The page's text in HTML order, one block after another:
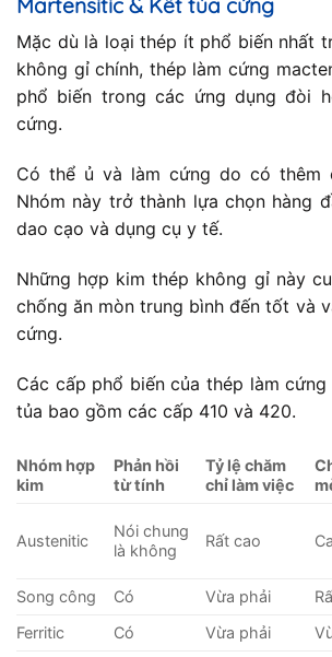
Martensitic & Kết tủa cứng
Mặc dù là loại thép ít phổ biến nhất
không gỉ chính, thép làm cứng
phổ biến trong các ứng dụng đòi
cứng.
Có thể ủ và làm cứng do có thêm
Nhóm này trở thành lựa chọn hàng
dao cạo và dụng cụ y tế.
Những hợp kim thép không gỉ này
chống ăn mòn trung bình đến tốt và
cứng.
Các cấp phổ biến của thép làm
tủa bao gồm các cấp 410 và 420.
Nhóm hợp
kim
Phản hồi
từ tính
Tỷ lệ chăm
chỉ làm việc
Austenitic
Nói chung
là không
Rất cao
Song công
Có Vừa phải
Ferritic
Có Vừa phải